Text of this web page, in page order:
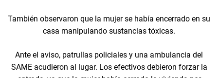
También observaron que la mujer se había encerrado en su
casa manipulando sustancias tóxicas.
Ante el aviso, patrullas policiales y una ambulancia del
SAME acudieron al lugar. Los efectivos debieron forzar la